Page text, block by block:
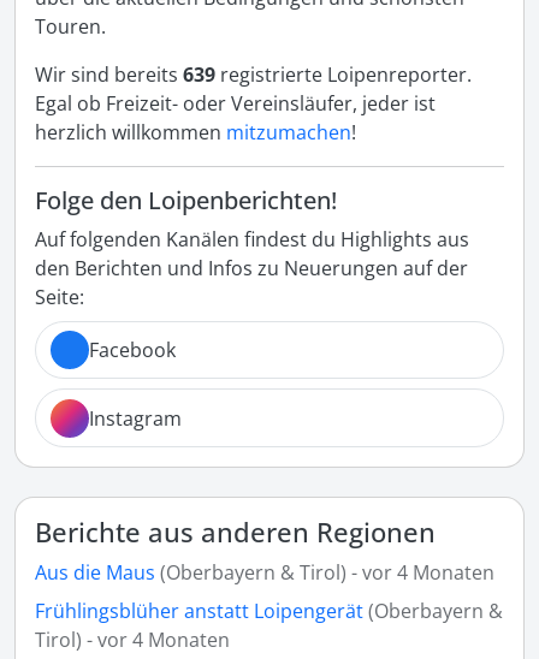
Touren.
Wir sind bereits 639 registrierte Loipenreporter.
Egal ob Freizeit- oder Vereinsläufer, jeder ist
herzlich willkommen mitzumachen!
Folge den Loipenberichten!
Auf folgenden Kanälen findest du Highlights aus
den Berichten und Infos zu Neuerungen auf der
Seite:
Facebook
Instagram
Berichte aus anderen Regionen
Aus die Maus (Oberbayern & Tirol) - vor 4 Monaten
Frühlingsblüher anstatt Loipengerät(Oberbayern &
Tirol) - vor 4 Monaten